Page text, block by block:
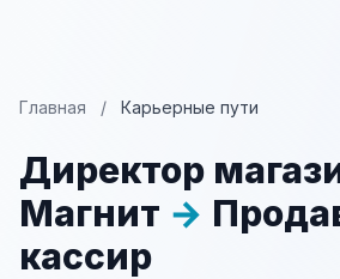
Главная / Карьерные пути
Директор
Магнит →
кассир